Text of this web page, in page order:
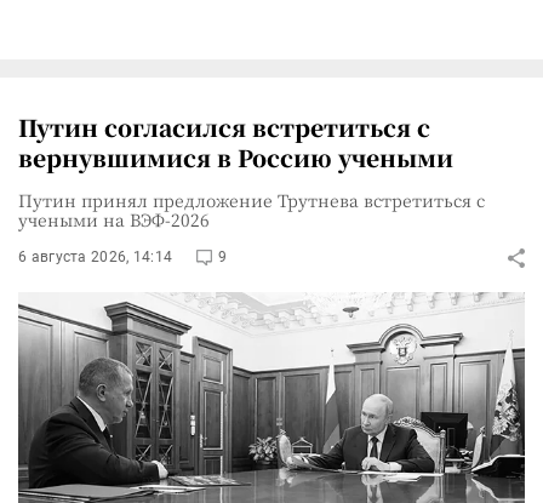
Путин согласился встретиться с
вернувшимися в Россию учеными
Путин принял предложение Трутнева встретиться с
учеными на ВЭФ-2026
6 августа 2026, 14:14 9